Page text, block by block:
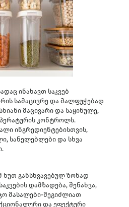
ინახავთ საკვებ
სამაცივრე და მალფუჭებად
მაცივარი და საყინულე,
კონტროლს.
ინგრედიენტებისთვის,
სანელებლები და სხვა
ხუთ განსხვავებულ ზონად
დამზადება, შენახვა,
მასალები-შეგიძლიათ
და ეფექტური